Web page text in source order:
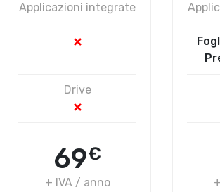
Applicazioni integrate
Drive
69€
+ IVA / anno